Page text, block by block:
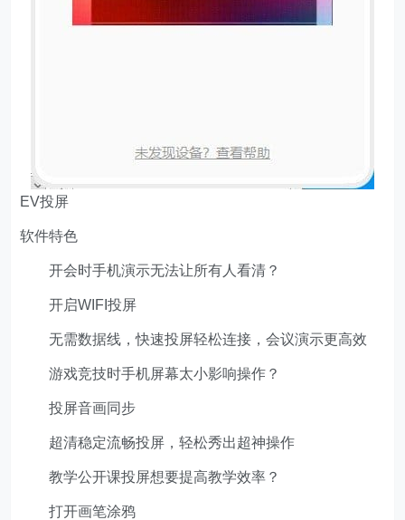
EV投屏
软件特色
开会时手机演示无法让所有人看清？
开启WIFI投屏
无需数据线，快速投屏轻松连接，会议演示更高效
游戏竞技时手机屏幕太小影响操作？
投屏音画同步
超清稳定流畅投屏，轻松秀出超神操作
教学公开课投屏想要提高教学效率？
打开画笔涂鸦